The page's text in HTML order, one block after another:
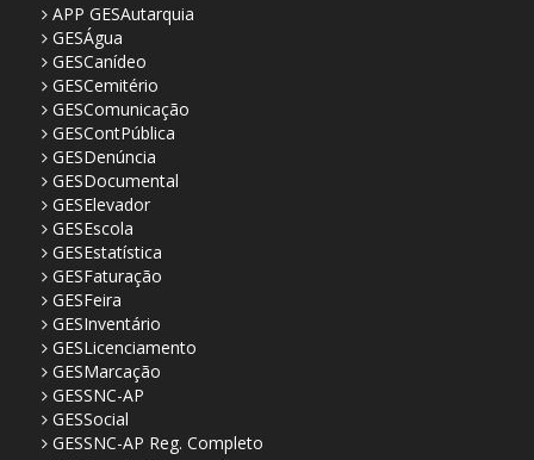
APP GESAutarquia
GESÁgua
GESCanídeo
GESCemitério
GESComunicação
GESContPública
GESDenúncia
GESDocumental
GESElevador
GESEscola
GESEstatística
GESFaturação
GESFeira
GESInventário
GESLicenciamento
GESMarcação
GESSNC-AP
GESSocial
GESSNC-AP Reg. Completo